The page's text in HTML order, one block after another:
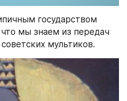
мы знаем из передач
мультиков.